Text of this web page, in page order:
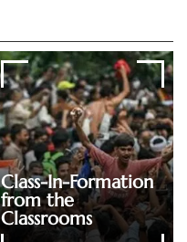
Class-In-Formation
from the
Classrooms